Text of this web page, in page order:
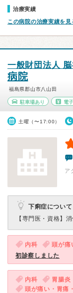
治療実績
この病院の治療実績を見
一般財団法人
病院
福島県郡山市八山田
駐車場あり 電
土曜（〜17:00）
ア
下痢症について
【専門医・資格】
内科 頭が痛
初診察しました
内科
胃腸炎
頭が痛い・胃痛